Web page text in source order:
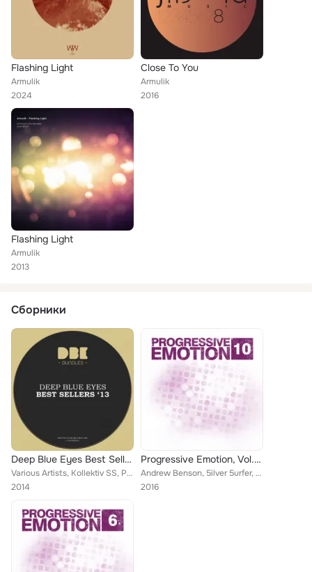
Flashing Light
Armulik
2024
Close To You
Armulik
2016
Flashing Light
Armulik
2013
Сборники
Deep Blue Eyes Best Sellers '13
Various Artists, Kollektiv SS, Petr Padalkin, Magshine, Pasta, Magnetic Brothers, Dranga, Manufactura Deep, mininome, Armulik, H...
2014
Progressive Emotion, Vol. 10
Andrew Benson, 5ilver 5urfer, Armulik, B-Fairy, Redly, Bunny & Rabbit, Demian Moreno, Ewan Rill, Glushkov, Takaja Kaja, Magnetic...
2016